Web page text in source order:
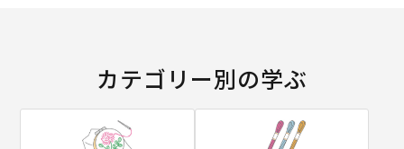
カテゴリー別の学ぶ